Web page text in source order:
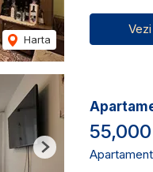
Harta
Next